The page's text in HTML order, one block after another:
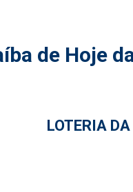
de Hoje
LOTERIA